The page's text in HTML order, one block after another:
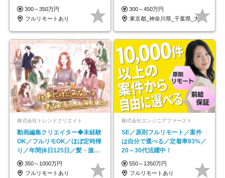
｜副業OK
300～350万円
フルリモートあり
OK/ZE010232
300～450万円
東京都_神奈川県_千葉県_大阪府_愛知県…
株式会社トレンドクリエイト
動画編集クリエイター◆未経験
OK／フルリモOK／ほぼ定時帰
り／年間休日125日／髪・服・
ネイル自由／副業OK
350～1000万円
フルリモートあり
株式会社エンジニアファースト
SE／原則フルリモート／案件
は自分で選べる／定着率93%／
20～30代活躍中！
550～1350万円
フルリモートあり